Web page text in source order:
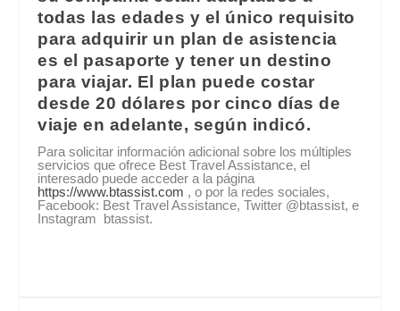
todas las edades y el único requisito
para adquirir un plan de asistencia
es el pasaporte y tener un destino
para viajar. El plan puede costar
desde 20 dólares por cinco días de
viaje en adelante, según indicó.
Para solicitar información adicional sobre los múltiples
servicios que ofrece Best Travel Assistance, el
interesado puede acceder a la página
https://www.btassist.com , o por la redes sociales,
Facebook: Best Travel Assistance, Twitter @btassist, e
Instagram btassist.